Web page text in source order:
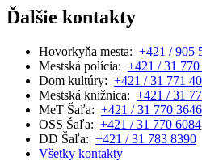
Ďalšie kontakty
Hovorkyňa mesta: +421 / 905
Mestská polícia: +421 / 31
Dom kultúry: +421 / 31 771
Mestská knižnica: +421 / 31
MeT Šaľa: +421 / 31 770 3646
OSS Šaľa: +421 / 31 770 6084
DD Šaľa: +421 / 31 783 8390
Všetky kontakty